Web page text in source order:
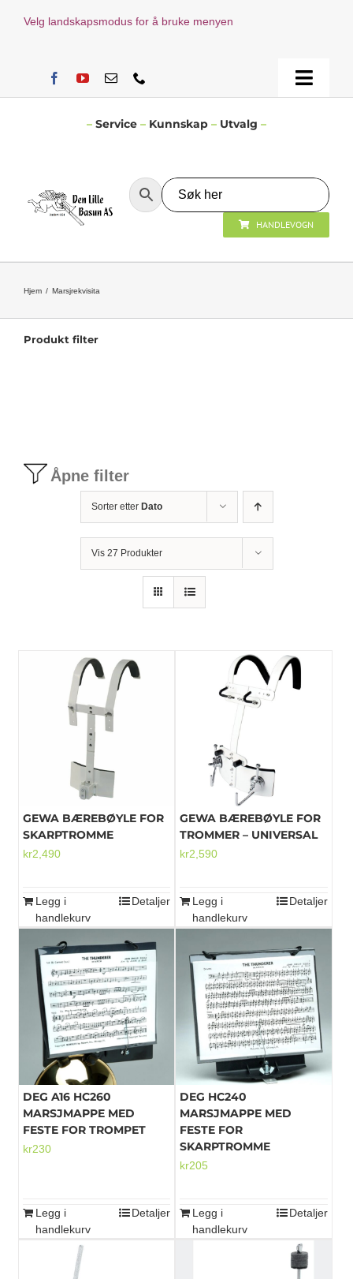
Velg landskapsmodus for å bruke menyen
Toggle
Instrumenter og tilbehør
Bager/ etuier
Diverse tilbehør
– Service – Kunnskap – Utvalg –
HANDLEVOGN
Hjem Marsjrekvisita
Åpne filter
Sorter etter Dato
Vis 27 Produkter
GEWA BÆREBØYLE FOR
SKARPTROMME
kr2,490
Legg i
handlekurv
Detaljer
GEWA BÆREBØYLE FOR
TROMMER – UNIVERSAL
kr2,590
Legg i
handlekurv
Detaljer
DEG A16 HC260
MARSJMAPPE MED
FESTE FOR TROMPET
kr230
Legg i
handlekurv
Detaljer
DEG HC240
MARSJMAPPE MED
FESTE FOR
SKARPTROMME
kr205
Legg i
handlekurv
Detaljer
Produkt filter